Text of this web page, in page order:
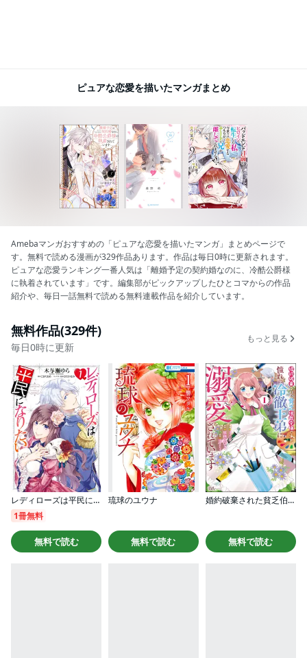
ピュアな恋愛を描いたマンガまとめ
Amebaマンガおすすめの「ピュアな恋愛を描いたマンガ」まとめページで
す。無料で読める漫画が329作品あります。作品は毎日0時に更新されます。
ピュアな恋愛ランキング一番人気は「離婚予定の契約婚なのに、冷酷公爵様
に執着されています」です。編集部がピックアップしたひとコマからの作品
紹介や、毎日一話無料で読める無料連載作品を紹介しています。
無料作品(329件)
毎日0時に更新
もっと見る
レディローズは平民になりたい
1冊無料
無料で読む
琉球のユウナ
無料で読む
婚約破棄された貧乏伯爵令嬢ですが、憧れの冷徹王弟に溺愛されています コミック版
無料で読む